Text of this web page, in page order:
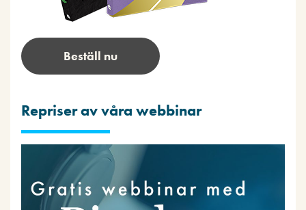
Beställ nu
Repriser av våra webbinar